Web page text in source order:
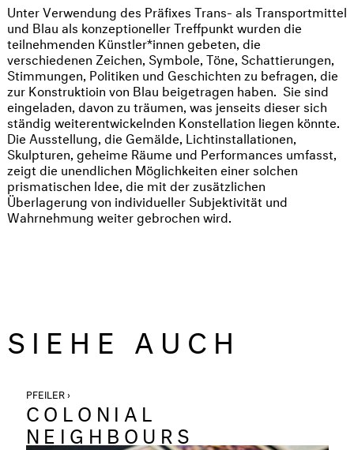
Unter Verwendung des Präfixes Trans- als Transportmittel
und Blau als konzeptioneller Treffpunkt wurden die
teilnehmenden Künstler*innen gebeten, die
verschiedenen Zeichen, Symbole, Töne, Schattierungen,
Stimmungen, Politiken und Geschichten zu befragen, die
zur Konstruktioin von Blau beigetragen haben. Sie sind
eingeladen, davon zu träumen, was jenseits dieser sich
ständig weiterentwickelnden Konstellation liegen könnte.
Die Ausstellung, die Gemälde, Lichtinstallationen,
Skulpturen, geheime Räume und Performances umfasst,
zeigt die unendlichen Möglichkeiten einer solchen
prismatischen Idee, die mit der zusätzlichen
Überlagerung von individueller Subjektivität und
Wahrnehmung weiter gebrochen wird.
SIEHE AUCH
PFEILER ›
COLONIAL
NEIGHBOURS